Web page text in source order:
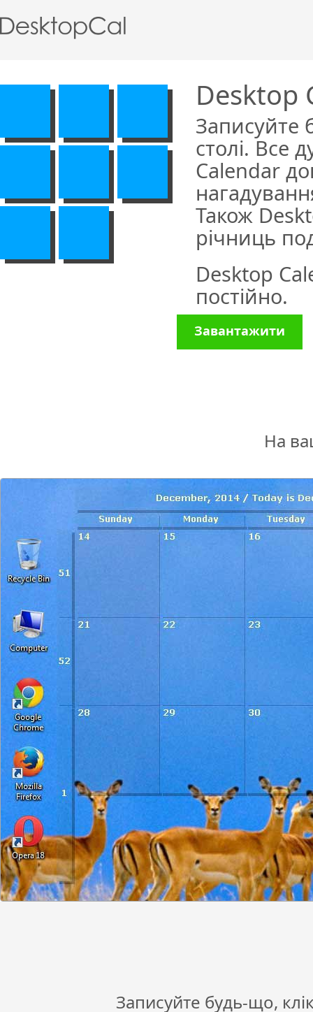
Desktop
Записуйте
столі. Все
Calendar
Також
річниць
Desktop
постійно.
Завантажити
На
Записуйте будь-що,